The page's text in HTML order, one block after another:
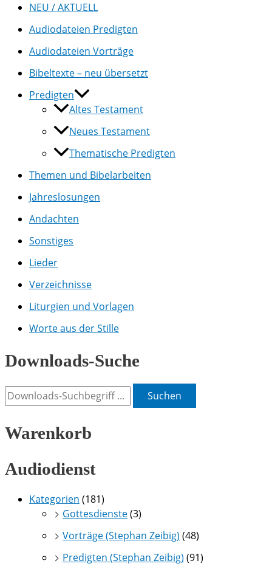
NEU / AKTUELL
Audiodateien Predigten
Audiodateien Vorträge
Bibeltexte – neu übersetzt
Predigten
Altes Testament
Neues Testament
Thematische Predigten
Themen und Bibelarbeiten
Jahreslosungen
Andachten
Sonstiges
Lieder
Verzeichnisse
Liturgien und Vorlagen
Worte aus der Stille
Downloads-Suche
Suchen
Warenkorb
Audiodienst
Kategorien (181)
Gottesdienste(3)
Vorträge (Stephan Zeibig) (48)
Predigten (Stephan Zeibig) (91)